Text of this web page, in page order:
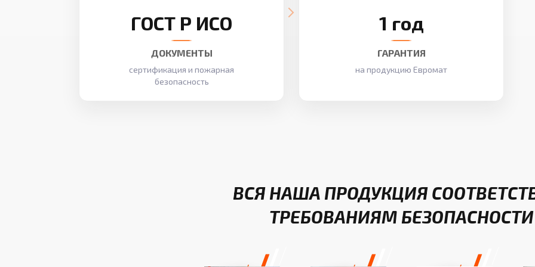
ГОСТ Р ИСО
ДОКУМЕНТЫ
сертификация и пожарная
безопасность
1 год
ГАРАНТИЯ
на продукцию Евромат
ВСЯ НАША ПРОДУКЦИЯ
ТРЕБОВАНИЯМ БЕЗОПАСНОСТИ